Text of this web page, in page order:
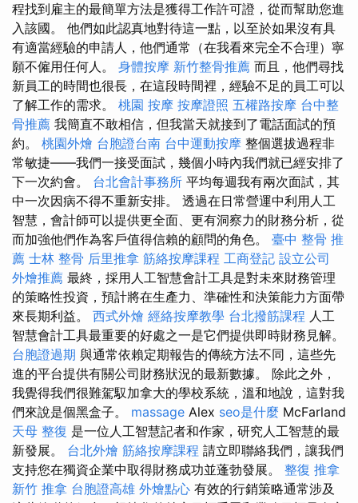
程找到雇主的最簡單方法是獲得工作許可證，從而幫助您進
入該國。 他們如此認真地對待這一點，以至於如果沒有具
有適當經驗的申請人，他們通常（在我看來完全不合理）寧
願不僱用任何人。 身體按摩 新竹整骨推薦 而且，他們尋找
新員工的時間也很長，在這段時間裡，經驗不足的員工可以
了解工作的需求。 桃園 按摩 按摩證照 五權路按摩 台中整
骨推薦 我簡直不敢相信，但我當天就接到了電話面試的預
約。 桃園外燴 台胞證台南 台中運動按摩 整個選拔過程非
常敏捷——我們一接受面試，幾個小時內我們就已經安排了
下一次約會。 台北會計事務所 平均每週我有兩次面試，其
中一次因病不得不重新安排。 透過在日常營運中利用人工
智慧，會計師可以提供更全面、更有洞察力的財務分析，從
而加強他們作為客戶值得信賴的顧問的角色。 臺中 整骨 推
薦 士林 整骨 后里推拿 筋絡按摩課程 工商登記 設立公司
外燴推薦 最終，採用人工智慧會計工具是對未來財務管理
的策略性投資，預計將在生產力、準確性和決策能力方面帶
來長期利益。 西式外燴 經絡按摩教學 台北撥筋課程 人工
智慧會計工具最重要的好處之一是它們提供即時財務見解。
台胞證過期 與通常依賴定期報告的傳統方法不同，這些先
進的平台提供有關公司財務狀況的最新數據。 除此之外，
我覺得我們很難駕馭加拿大的學校系統，溫和地說，這對我
們來說是個黑盒子。 massage Alex seo是什麼 McFarland
天母 整復 是一位人工智慧記者和作家，研究人工智慧的最
新發展。 台北外燴 筋絡按摩課程 請立即聯絡我們，讓我們
支持您在獨資企業中取得財務成功並蓬勃發展。 整復 推拿
新竹 推拿 台胞證高雄 外燴點心 有效的行銷策略通常涉及